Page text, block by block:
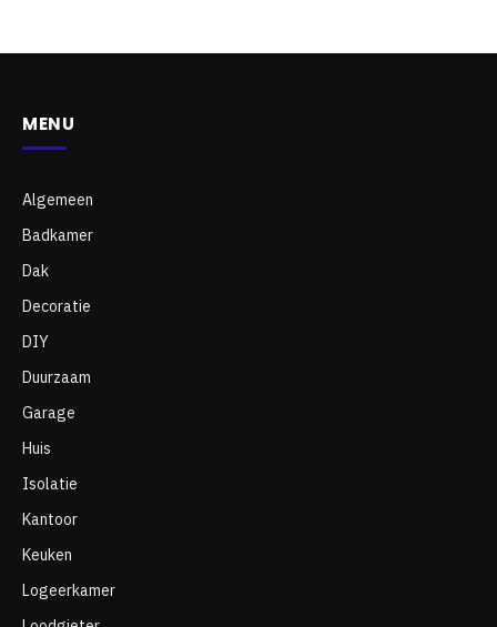
MENU
Algemeen
Badkamer
Dak
Decoratie
DIY
Duurzaam
Garage
Huis
Isolatie
Kantoor
Keuken
Logeerkamer